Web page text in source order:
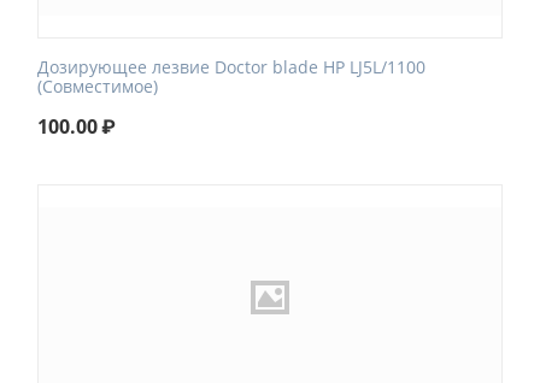
Дозирующее лезвие Doctor blade HP LJ5L/1100
(Совместимое)
100.00₽